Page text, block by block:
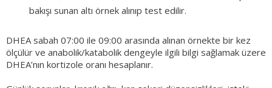
bakışı sunan altı örnek alınıp test edilir.
DHEA sabah 07:00 ile 09:00 arasında alınan örnekte bir kez
ölçülür ve anabolik/katabolik dengeyle ilgili bilgi sağlamak üzere
DHEA’nın kortizole oranı hesaplanır.